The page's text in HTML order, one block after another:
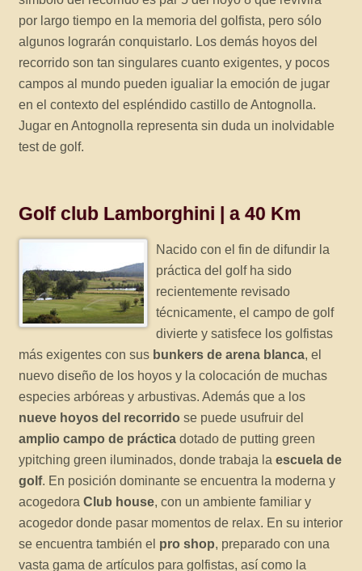
por largo tiempo en la memoria del golfista, pero sólo
algunos lograrán conquistarlo. Los demás hoyos del
recorrido son tan singulares cuanto exigentes, y pocos
campos al mundo pueden igualiar la emoción de jugar
en el contexto del espléndido castillo de Antognolla.
Jugar en Antognolla representa sin duda un inolvidable
test de golf.
Golf club Lamborghini | a 40 Km
Nacido con el fin de difundir la
práctica del golf ha sido
recientemente revisado
técnicamente, el campo de golf
divierte y satisfece los golfistas
más exigentes con sus bunkers de arena blanca, el
nuevo diseño de los hoyos y la colocación de muchas
especies arbóreas y arbustivas. Además que a los
nueve hoyos del recorrido se puede usufruir del
amplio campo de práctica dotado de putting green
ypitching green iluminados, donde trabaja laescuela de
golf. En posición dominante se encuentra la moderna y
acogedoraClub house, con un ambiente familiar y
acogedor donde pasar momentos de relax. En su interior
se encuentra también el pro shop, preparado con una
vasta gama de artículos para golfistas, así como la